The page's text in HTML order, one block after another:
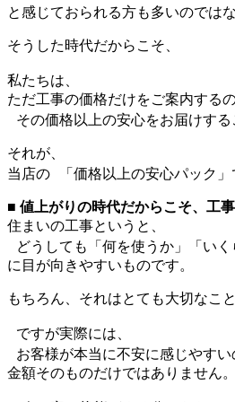
と感じておられる方も多いのでは
そうした時代だからこそ、
私たちは、
ただ工事の価格だけをご案内する
その価格以上の安心をお届けする
それが、
当店の 「価格以上の安心パック」
■ 値上がりの時代だからこそ、工
住まいの工事というと、
どうしても「何を使うか」「いく
に目が向きやすいものです。
もちろん、それはとても大切なこと
ですが実際には、
お客様が本当に不安に感じやすい
金額そのものだけではありません。